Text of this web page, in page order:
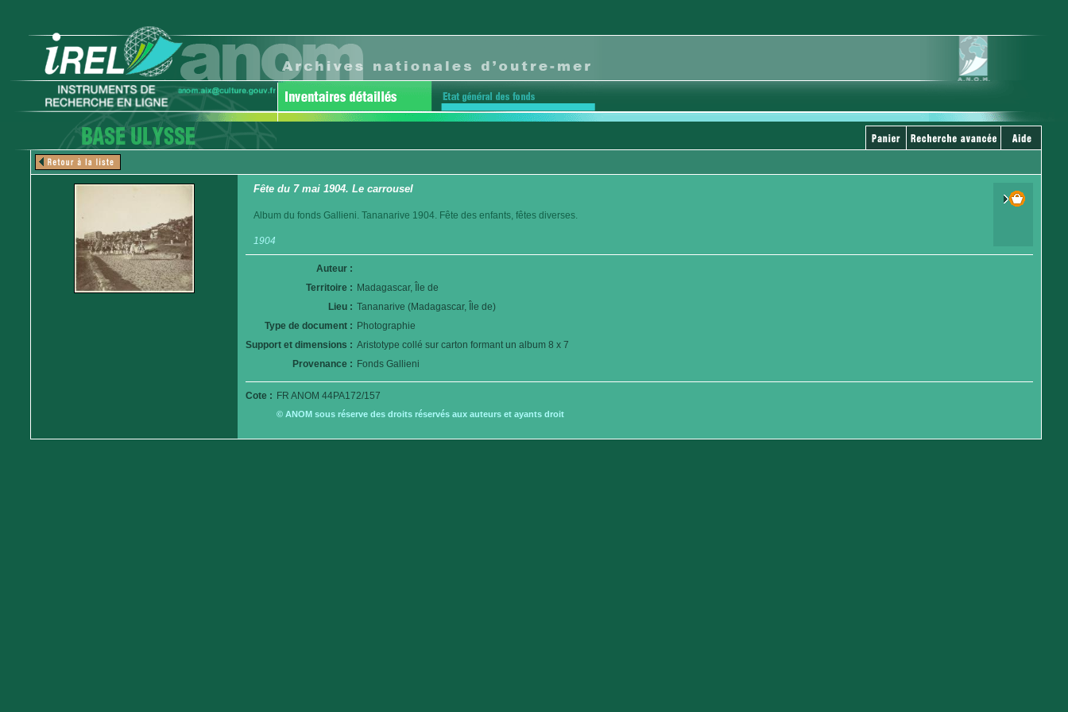
Fête du 7 mai 1904. Le carrousel
Album du fonds Gallieni. Tananarive 1904. Fête des enfants, fêtes diverses.
1904
Auteur :
Territoire : Madagascar, Île de
Lieu : Tananarive (Madagascar, Île de)
Type de document : Photographie
Support et dimensions : Aristotype collé sur carton formant un album 8 x 7
Provenance : Fonds Gallieni
Cote : FR ANOM 44PA172/157
© ANOM sous réserve des droits réservés aux auteurs et ayants droit